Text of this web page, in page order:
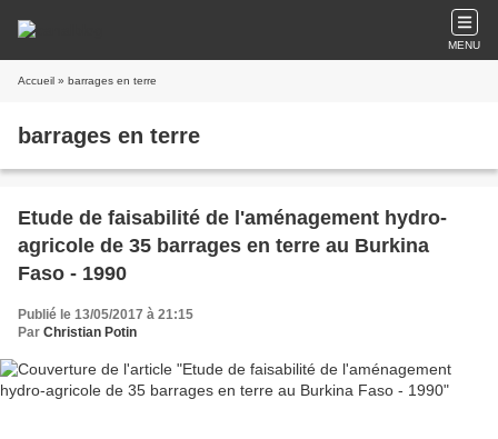
MENU
Accueil » barrages en terre
barrages en terre
Etude de faisabilité de l'aménagement hydro-
agricole de 35 barrages en terre au Burkina
Faso - 1990
Publié le 13/05/2017 à 21:15
Par Christian Potin